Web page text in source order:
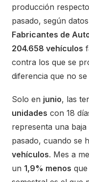
producción
pasado, según
Fabricantes de
204.658 vehículos
contra los que se
diferencia que no
Solo en junio, las
unidades con 18
representa una baja
pasado, cuando se
vehículos. Mes a
un 1,9% menos